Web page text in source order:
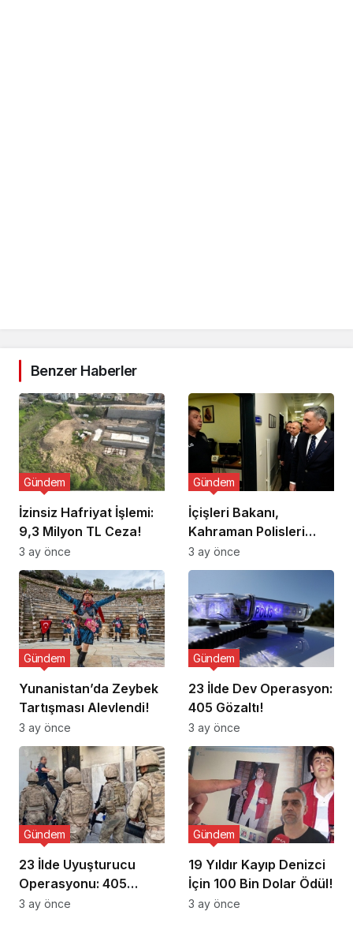
Benzer Haberler
İzinsiz Hafriyat İşlemi:
9,3 Milyon TL Ceza!
Gündem
3 ay önce
İçişleri Bakanı,
Kahraman Polisleri
Ziyaret Etti
Gündem
3 ay önce
Yunanistan’da Zeybek
Tartışması Alevlendi!
Gündem
3 ay önce
23 İlde Dev Operasyon:
405 Gözaltı!
Gündem
3 ay önce
23 İlde Uyuşturucu
Operasyonu: 405
Gözaltı!
Gündem
3 ay önce
19 Yıldır Kayıp Denizci
İçin 100 Bin Dolar Ödül!
Gündem
3 ay önce